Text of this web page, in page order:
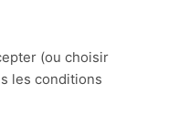
(ou choisir
les conditions